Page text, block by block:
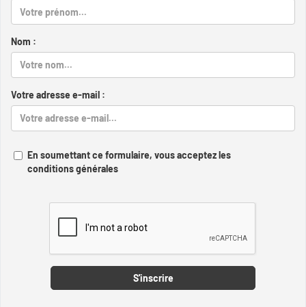
Nom :
Votre adresse e-mail :
En soumettant ce formulaire, vous acceptez les
conditions générales
S'inscrire